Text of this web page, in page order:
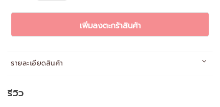
เพิ่มลงตะกร้าสินค้า
รายละเอียดสินค้า
รีวิว